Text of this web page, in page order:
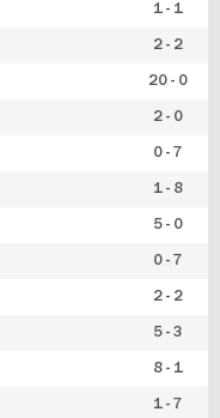
1 - 1
2 - 2
20 - 0
2 - 0
0 - 7
1 - 8
5 - 0
0 - 7
2 - 2
5 - 3
8 - 1
1 - 7